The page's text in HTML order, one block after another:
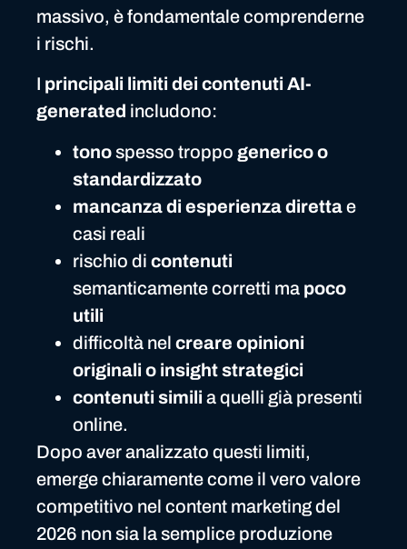
massivo, è fondamentale comprenderne
i rischi.
I principali limiti dei contenuti AI-
generated includono:
tonospesso troppo generico o
standardizzato
mancanza di esperienza direttae
casi reali
rischio di contenuti
semanticamente corretti ma poco
utili
difficoltà nel creare opinioni
originali o insight strategici
contenuti simili a quelli già presenti
online.
Dopo aver analizzato questi limiti,
emerge chiaramente come il vero valore
competitivo nel content marketing del
2026 non sia la semplice produzione